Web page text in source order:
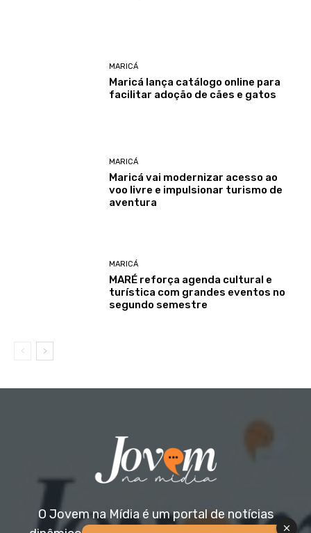
MARICÁ
Maricá lança catálogo online para
facilitar adoção de cães e gatos
MARICÁ
Maricá vai modernizar acesso ao
voo livre e impulsionar turismo de
aventura
MARICÁ
MARÉ reforça agenda cultural e
turística com grandes eventos no
segundo semestre
O Jovem na Mídia é um portal de notícias